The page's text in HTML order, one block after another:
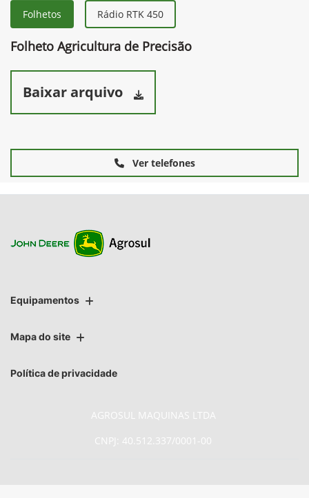
Folhetos Rádio RTK 450
Folheto Agricultura de Precisão
Baixar arquivo
Ver telefones
Equipamentos
Mapa do site
Política de privacidade
AGROSUL MAQUINAS LTDA
CNPJ: 40.512.337/0001-00